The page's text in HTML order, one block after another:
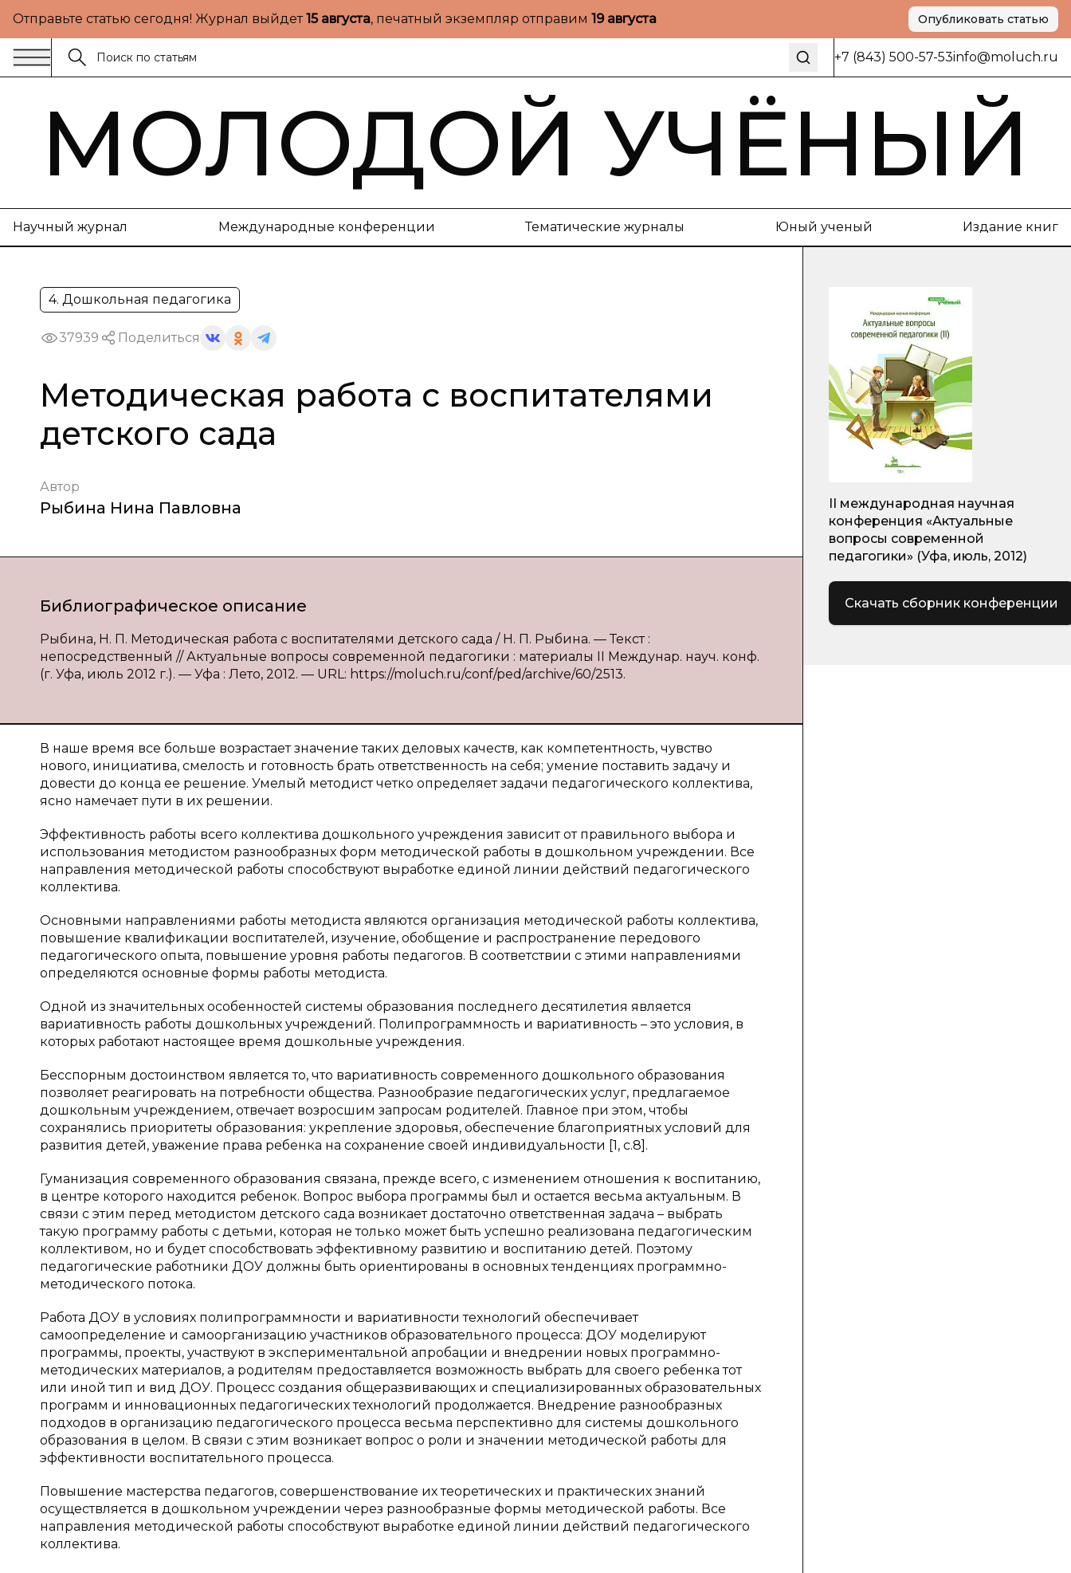
Отправьте статью сегодня! Журнал выйдет15 августа, печатный экземпляр отправим 19 августа Опубликовать статью
+7 (843) 500-57-53info@moluch.ru
МОЛОДОЙ УЧЁНЫЙ
Научный журнал Международные конференции Тематические журналы Юный ученый Издание книг
4. Дошкольная педагогика
37939 Поделиться
Методическая работа с воспитателями
детского сада
Автор
Рыбина Нина Павловна
Библиографическое описание
Рыбина, Н. П. Методическая работа с воспитателями детского сада / Н. П. Рыбина. — Текст :
непосредственный // Актуальные вопросы современной педагогики : материалы II Междунар. науч. конф.
(г. Уфа, июль 2012 г.). — Уфа : Лето, 2012. — URL: https://moluch.ru/conf/ped/archive/60/2513.
В наше время все больше возрастает значение таких деловых качеств, как компетентность, чувство
нового, инициатива, смелость и готовность брать ответственность на себя; умение поставить задачу и
довести до конца ее решение. Умелый методист четко определяет задачи педагогического коллектива,
ясно намечает пути в их решении.
Эффективность работы всего коллектива дошкольного учреждения зависит от правильного выбора и
использования методистом разнообразных форм методической работы в дошкольном учреждении. Все
направления методической работы способствуют выработке единой линии действий педагогического
коллектива.
Основными направлениями работы методиста являются организация методической работы коллектива,
повышение квалификации воспитателей, изучение, обобщение и распространение передового
педагогического опыта, повышение уровня работы педагогов. В соответствии с этими направлениями
определяются основные формы работы методиста.
Одной из значительных особенностей системы образования последнего десятилетия является
вариативность работы дошкольных учреждений. Полипрограммность и вариативность – это условия, в
которых работают настоящее время дошкольные учреждения.
Бесспорным достоинством является то, что вариативность современного дошкольного образования
позволяет реагировать на потребности общества. Разнообразие педагогических услуг, предлагаемое
дошкольным учреждением, отвечает возросшим запросам родителей. Главное при этом, чтобы
сохранялись приоритеты образования: укрепление здоровья, обеспечение благоприятных условий для
развития детей, уважение права ребенка на сохранение своей индивидуальности [1, с.8].
Гуманизация современного образования связана, прежде всего, с изменением отношения к воспитанию,
в центре которого находится ребенок. Вопрос выбора программы был и остается весьма актуальным. В
связи с этим перед методистом детского сада возникает достаточно ответственная задача – выбрать
такую программу работы с детьми, которая не только может быть успешно реализована педагогическим
коллективом, но и будет способствовать эффективному развитию и воспитанию детей. Поэтому
педагогические работники ДОУ должны быть ориентированы в основных тенденциях программно-
методического потока.
Работа ДОУ в условиях полипрограммности и вариативности технологий обеспечивает
самоопределение и самоорганизацию участников образовательного процесса: ДОУ моделируют
программы, проекты, участвуют в экспериментальной апробации и внедрении новых программно-
методических материалов, а родителям предоставляется возможность выбрать для своего ребенка тот
или иной тип и вид ДОУ. Процесс создания общеразвивающих и специализированных образовательных
программ и инновационных педагогических технологий продолжается. Внедрение разнообразных
подходов в организацию педагогического процесса весьма перспективно для системы дошкольного
образования в целом. В связи с этим возникает вопрос о роли и значении методической работы для
эффективности воспитательного процесса.
Повышение мастерства педагогов, совершенствование их теоретических и практических знаний
осуществляется в дошкольном учреждении через разнообразные формы методической работы. Все
направления методической работы способствуют выработке единой линии действий педагогического
коллектива.
II международная научная
конференция «Актуальные
вопросы современной
педагогики» (Уфа, июль, 2012)
Скачать сборник конференции